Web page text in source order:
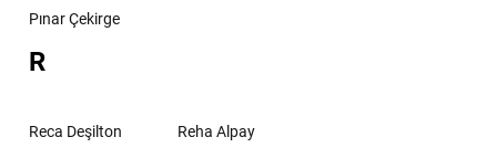
Pınar Çekirge
R
Reca Deşilton Reha Alpay